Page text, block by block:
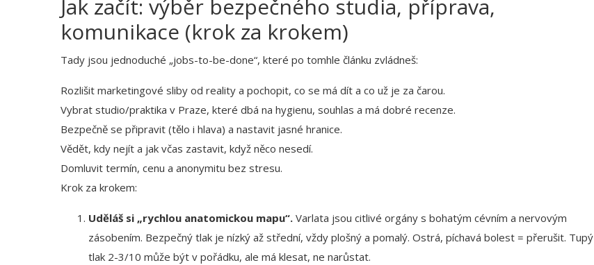
Jak začít: výběr bezpečného studia, příprava,
komunikace (krok za krokem)
Tady jsou jednoduché „jobs-to-be-done“, které po tomhle článku zvládneš:
Rozlišit marketingové sliby od reality a pochopit, co se má dít a co už je za čarou.
Vybrat studio/praktika v Praze, které dbá na hygienu, souhlas a má dobré recenze.
Bezpečně se připravit (tělo i hlava) a nastavit jasné hranice.
Vědět, kdy nejít a jak včas zastavit, když něco nesedí.
Domluvit termín, cenu a anonymitu bez stresu.
Krok za krokem:
Uděláš si „rychlou anatomickou mapu“. Varlata jsou citlivé orgány s bohatým cévním a nervovým
zásobením. Bezpečný tlak je nízký až střední, vždy plošný a pomalý. Ostrá, píchavá bolest = přerušit. Tupý
tlak 2-3/10 může být v pořádku, ale má klesat, ne narůstat.